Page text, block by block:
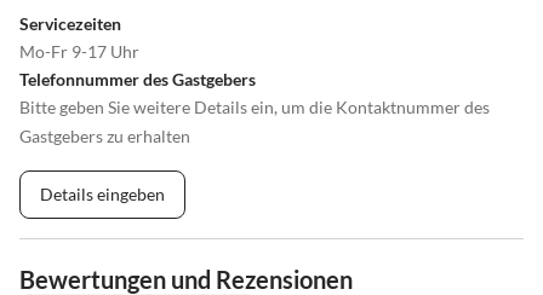
Servicezeiten
Mo-Fr 9-17 Uhr
Telefonnummer des Gastgebers
Bitte geben Sie weitere Details ein, um die Kontaktnummer des
Gastgebers zu erhalten
Details eingeben
Bewertungen und Rezensionen